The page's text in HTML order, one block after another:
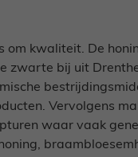
om kwaliteit. De
zwarte bij uit
Vervolgens
waar vaak